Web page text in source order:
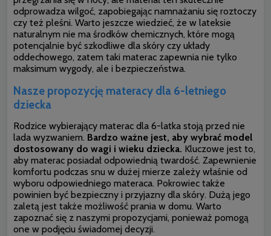
odprowadza wilgoć, zapobiegając namnażaniu się roztoczy
czy też pleśni. Warto jeszcze wiedzieć, że w lateksie
naturalnym nie ma środków chemicznych, które mogą
potencjalnie być szkodliwe dla skóry czy układy
oddechowego, zatem taki materac zapewnia nie tylko
maksimum wygody, ale i bezpieczeństwa.
Nasze propozycję materacy dla 6-letniego
dziecka
Rodzice wybierający materac dla 6-latka stoją przed nie
lada wyzwaniem. Bardzo ważne jest, aby wybrać model
dostosowany do wagi i wieku dziecka. Kluczowe jest to,
aby materac posiadał odpowiednią twardość. Zapewnienie
komfortu podczas snu w dużej mierze zależy właśnie od
wyboru odpowiedniego materaca. Pokrowiec także
powinien być bezpieczny i przyjazny dla skóry. Dużą jego
zaletą jest także możliwość prania w domu. Warto
zapoznać się z naszymi propozycjami, ponieważ pomogą
one w podjęciu świadomej decyzji.